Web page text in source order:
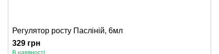
Регулятор росту Пасліній, 6мл
329 грн
В наявності